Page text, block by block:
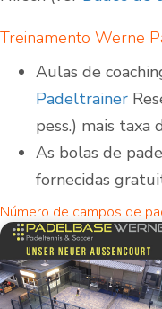
Treinamento Werne
Aulas de
Padeltrainer
pess.) mais taxa
As bolas de
fornecidas
Número de campos de